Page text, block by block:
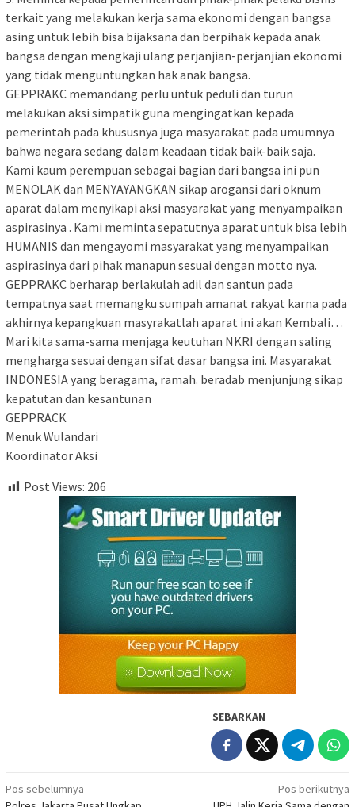
terkait yang melakukan kerja sama ekonomi dengan bangsa
asing untuk lebih bisa bijaksana dan berpihak kepada anak
bangsa dengan mengkaji ulang perjanjian-perjanjian ekonomi
yang tidak menguntungkan hak anak bangsa.
GEPPRAKC memandang perlu untuk peduli dan turun
melakukan aksi simpatik guna mengingatkan kepada
pemerintah pada khususnya juga masyarakat pada umumnya
bahwa negara sedang dalam keadaan tidak baik-baik saja.
Kami kaum perempuan sebagai bagian dari bangsa ini pun
MENOLAK dan MENYAYANGKAN sikap arogansi dari oknum
aparat dalam menyikapi aksi masyarakat yang menyampaikan
aspirasinya . Kami meminta sepatutnya aparat untuk bisa lebih
HUMANIS dan mengayomi masyarakat yang menyampaikan
aspirasinya dari pihak manapun sesuai dengan motto nya.
GEPPRAKC berharap berlakulah adil dan santun pada
tempatnya saat memangku sumpah amanat rakyat karna pada
akhirnya kepangkuan masyrakatlah aparat ini akan Kembali…
Mari kita sama-sama menjaga keutuhan NKRI dengan saling
mengharga sesuai dengan sifat dasar bangsa ini. Masyarakat
INDONESIA yang beragama, ramah. beradab menjunjung sikap
kepatutan dan kesantunan
GEPPRACK
Menuk Wulandari
Koordinator Aksi
Post Views: 206
SEBARKAN
Navigasi
Pos sebelumnya
Pos berikutnya